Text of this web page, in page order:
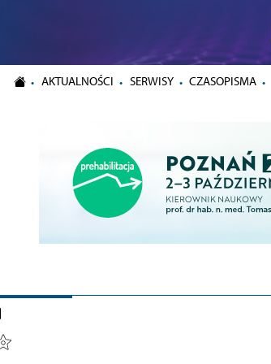
AKTUALNOŚCI SERWISY CZASOPISMA